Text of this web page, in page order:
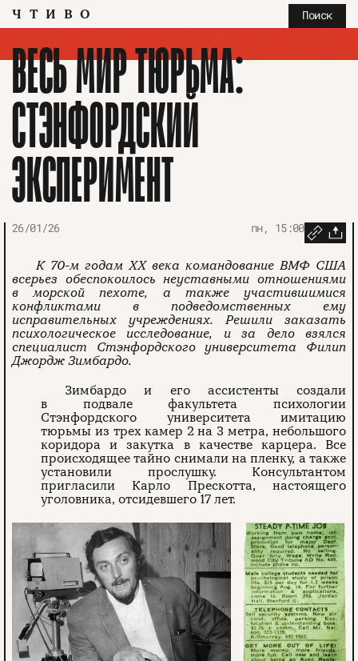
ЧТИВО Поиск
ВЕСЬ МИР ТЮРЬМА:
СТЭНФОРДСКИЙ
ЭКСПЕРИМЕНТ
26/01/26 пн, 15:00
К 70-м годам XX века командование ВМФ США
всерьез обеспокоилось неуставными отношениями
в морской пехоте, а также участившимися
конфликтами в подведомственных ему
исправительных учреждениях. Решили заказать
психологическое исследование, и за дело взялся
специалист Стэнфордского университета Филип
Джордж Зимбардо.
Зимбардо и его ассистенты создали
в подвале факультета психологии
Стэнфордского университета имитацию
тюрьмы из трех камер 2 на 3 метра, небольшого
коридора и закутка в качестве карцера. Все
происходящее тайно снимали на пленку, а также
установили прослушку. Консультантом
пригласили Карло Прескотта, настоящего
уголовника, отсидевшего 17 лет.